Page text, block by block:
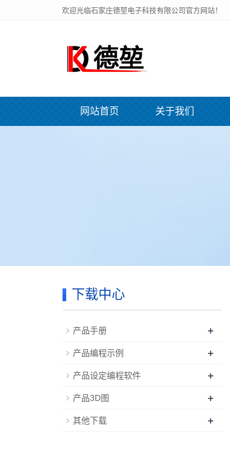
欢迎光临石家庄德堃电子科技有限公司官方网站！
网站首页 关于我们
下载中心
产品手册 +
产品编程示例 +
产品设定编程软件 +
产品3D图 +
其他下载 +